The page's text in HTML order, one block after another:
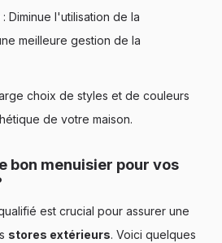
: Diminue l'utilisation de la
meilleure gestion de la
choix de styles et de couleurs
de votre maison.
bon menuisier pour vos
est crucial pour assurer une
stores extérieurs. Voici quelques